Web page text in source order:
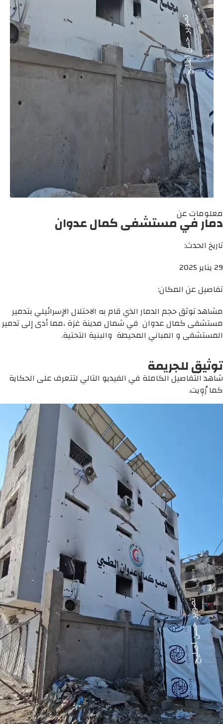
معلومات عن
دمار في مستشفى كمال عدوان
تاريخ الحدث:
29 يناير 2025
تفاصيل عن المكان:
مشاهد توثق حجم الدمار الذي قام به الاحتلال الإسرائيلي بتدمير
مستشفى كمال عدوان في شمال مدينة غزة ،مما أدى إلى تدمير
المستشفى و المباني المحيطة والبنية التحتية.
توثيق للجريمة
شاهد التفاصيل الكاملة في الفيديو التالي لتتعرف على الحكاية
كما رُوِيت.